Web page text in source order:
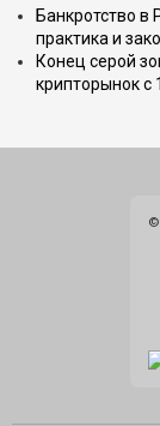
Банкротство в
практика и
Конец серой
крипторынок с
©